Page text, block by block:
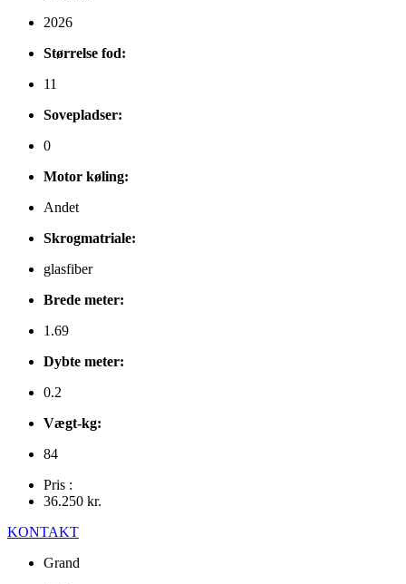
2026
Størrelse fod:
11
Sovepladser:
0
Motor køling:
Andet
Skrogmatriale:
glasfiber
Brede meter:
1.69
Dybte meter:
0.2
Vægt-kg:
84
Pris :
36.250 kr.
KONTAKT
Grand